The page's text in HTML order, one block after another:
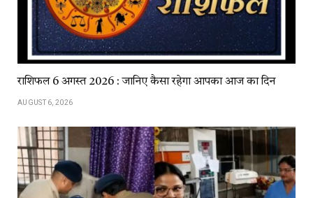
राशिफल 6 अगस्त 2026 : जानिए कैसा रहेगा आपका आज का दिन
AUGUST 6, 2026